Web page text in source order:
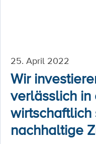
25. April 2022
Wir
verlässlich in
wirtschaftlich
nachhaltige